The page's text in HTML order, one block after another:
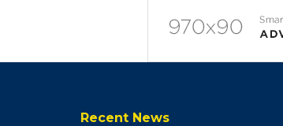
Recent News